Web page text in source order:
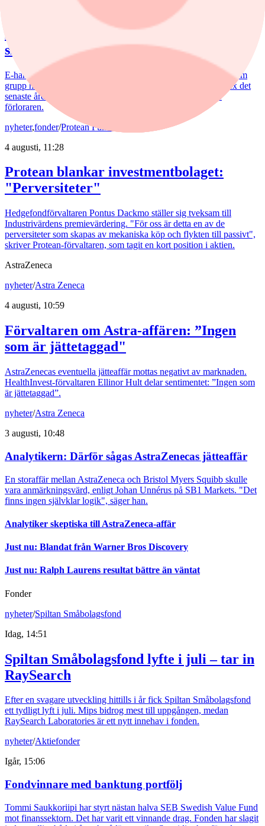
E-handeln vänder upp – men aktierna
släpar efter
E-handeln för kläder och skor växer åter efter flera svaga år. Som
grupp har dock börsbolagen utvecklats något svagare än index det
senaste året. Boozt är listans stora vinnare, medan Nelly är
förloraren.
nyheter,fonder/Protean Funds
4 augusti, 11:28
Protean blankar investmentbolaget:
"Perversiteter"
Hedgefondförvaltaren Pontus Dackmo ställer sig tveksam till
Industrivärdens premievärdering. "För oss är detta en av de
perversiteter som skapas av mekaniska köp och flykten till passivt",
skriver Protean-förvaltaren, som tagit en kort position i aktien.
AstraZeneca
nyheter/Astra Zeneca
4 augusti, 10:59
Förvaltaren om Astra-affären: ”Ingen
som är jättetaggad"
AstraZenecas eventuella jätteaffär mottas negativt av marknaden.
HealthInvest-förvaltaren Ellinor Hult delar sentimentet: ”Ingen som
är jättetaggad”.
nyheter/Astra Zeneca
3 augusti, 10:48
Analytikern: Därför sågas AstraZenecas jätteaffär
En storaffär mellan AstraZeneca och Bristol Myers Squibb skulle
vara anmärkningsvärd, enligt Johan Unnérus på SB1 Markets. "Det
finns ingen självklar logik", säger han.
Analytiker skeptiska till AstraZeneca-affär
Just nu: Blandat från Warner Bros Discovery
Just nu: Ralph Laurens resultat bättre än väntat
Fonder
nyheter/Spiltan Småbolagsfond
Idag, 14:51
Spiltan Småbolagsfond lyfte i juli – tar in
RaySearch
Efter en svagare utveckling hittills i år fick Spiltan Småbolagsfond
ett tydligt lyft i juli. Mips bidrog mest till uppgången, medan
RaySearch Laboratories är ett nytt innehav i fonden.
nyheter/Aktiefonder
Igår, 15:06
Fondvinnare med banktung portfölj
Tommi Saukkoriipi har styrt nästan halva SEB Swedish Value Fund
mot finanssektorn. Det har varit ett vinnande drag. Fonden har slagit